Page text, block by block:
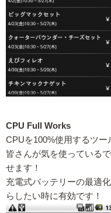
CPU Full Works
CPUを100%使用するツー
皆さんが気を使っている
せます！
充電式バッテリーの最適
らしたい時に有効です！